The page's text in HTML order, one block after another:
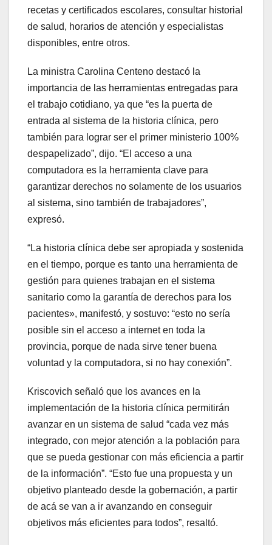
recetas y certificados escolares, consultar historial
de salud, horarios de atención y especialistas
disponibles, entre otros.
La ministra Carolina Centeno destacó la
importancia de las herramientas entregadas para
el trabajo cotidiano, ya que “es la puerta de
entrada al sistema de la historia clínica, pero
también para lograr ser el primer ministerio 100%
despapelizado”, dijo. “El acceso a una
computadora es la herramienta clave para
garantizar derechos no solamente de los usuarios
al sistema, sino también de trabajadores”,
expresó.
“La historia clínica debe ser apropiada y sostenida
en el tiempo, porque es tanto una herramienta de
gestión para quienes trabajan en el sistema
sanitario como la garantía de derechos para los
pacientes», manifestó, y sostuvo: “esto no sería
posible sin el acceso a internet en toda la
provincia, porque de nada sirve tener buena
voluntad y la computadora, si no hay conexión”.
Kriscovich señaló que los avances en la
implementación de la historia clínica permitirán
avanzar en un sistema de salud “cada vez más
integrado, con mejor atención a la población para
que se pueda gestionar con más eficiencia a partir
de la información”. “Esto fue una propuesta y un
objetivo planteado desde la gobernación, a partir
de acá se van a ir avanzando en conseguir
objetivos más eficientes para todos”, resaltó.